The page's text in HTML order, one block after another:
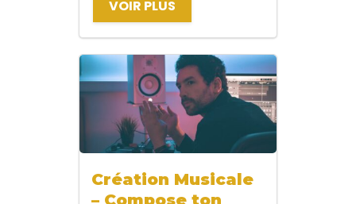
VOIR PLUS
Création Musicale
– Compose ton